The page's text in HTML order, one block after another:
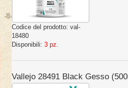
Codice del prodotto: val-
18480
Disponibili: 3 pz.
Vallejo 28491 Black Gesso